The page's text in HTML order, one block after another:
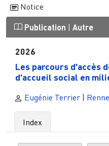
Notice
Publication | Autre
2026
Les parcours d'accès
d'accueil social en
Eugénie Terrier |
Index